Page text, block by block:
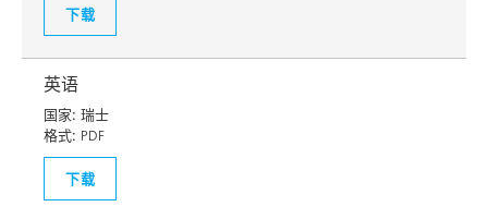
下载
英语
国家: 瑞士
格式: PDF
下载